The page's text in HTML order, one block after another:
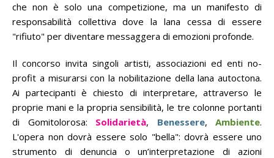
che non è solo una competizione, ma un manifesto di
responsabilità collettiva dove la lana cessa di essere
"rifiuto" per diventare messaggera di emozioni profonde.
Il concorso invita singoli artisti, associazioni ed enti no-
profit a misurarsi con la nobilitazione della lana autoctona.
Ai partecipanti è chiesto di interpretare, attraverso le
proprie mani e la propria sensibilità, le tre colonne portanti
di Gomitolorosa: Solidarietà, Benessere, Ambiente.
L'opera non dovrà essere solo "bella": dovrà essere uno
strumento di denuncia o un’interpretazione di azioni